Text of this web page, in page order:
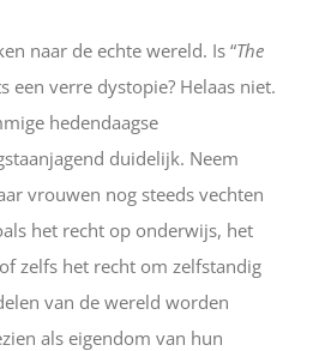
naar de echte wereld. Is “The
een verre dystopie? Helaas niet.
hedendaagse
duidelijk. Neem
vrouwen nog steeds vechten
het recht op onderwijs, het
zelfs het recht om zelfstandig
van de wereld worden
als eigendom van hun